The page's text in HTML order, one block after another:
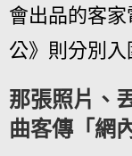
會出品的客
公》則分別入
那張照片、
曲客傳「網